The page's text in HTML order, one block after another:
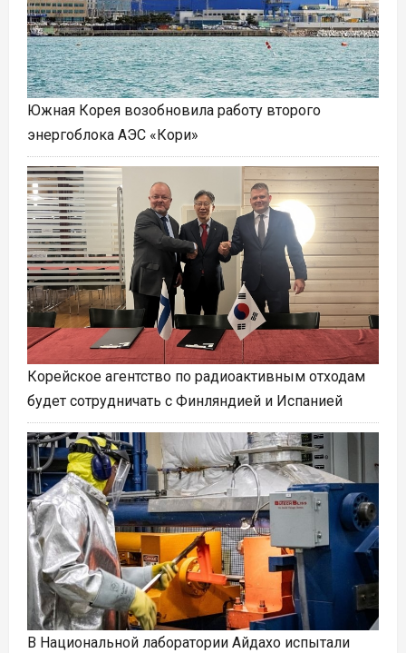
Южная Корея возобновила работу второго
энергоблока АЭС «Кори»
Корейское агентство по радиоактивным отходам
будет сотрудничать с Финляндией и Испанией
В Национальной лаборатории Айдахо испытали